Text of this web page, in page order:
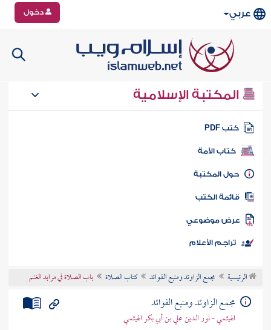
عربي دخول
المكتبة الإسلامية
كتب PDF
كتاب الأمة
المكتبة
الكتب
موضوعي
تراجم الأعلام
الرئيسية مجمع الزاوئد ومنبع الفوائد كتاب الصلاة باب الصلاة في مرابد الغنم
مجمع الزاوئد ومنبع الفوائد
الهيثمي - نور الدين علي بن أبي بكر الهيثمي